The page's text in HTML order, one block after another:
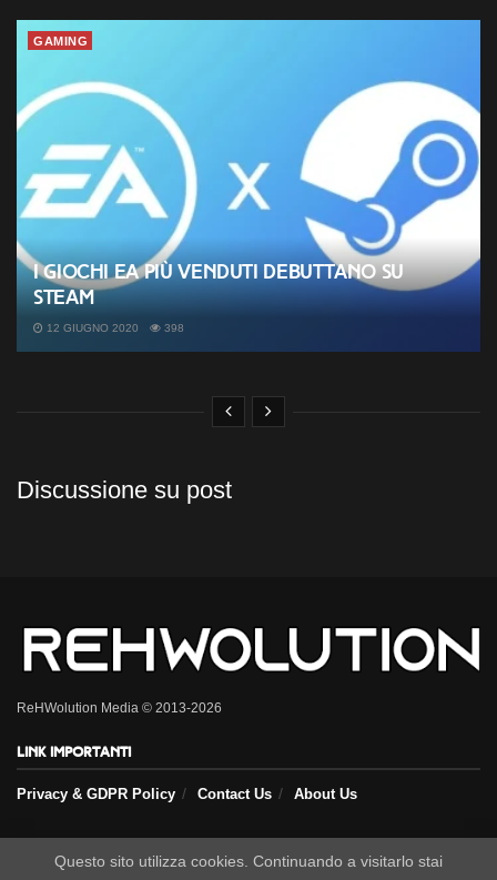
GAMING
I giochi EA più venduti debuttano su
Steam
12 GIUGNO 2020 398
Discussione su post
ReHWolution Media © 2013-2026
Link importanti
Privacy & GDPR Policy Contact Us About Us
Seguici sui nostri social
Questo sito utilizza cookies. Continuando a visitarlo stai